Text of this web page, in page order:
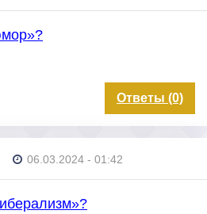
Ответы (0)
06.03.2024 - 01:42